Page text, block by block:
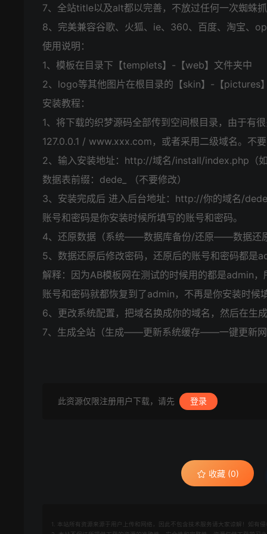
7、全站title以及alt都以完善，不放过任何一次蜘蛛
8、完美兼容谷歌、火狐、ie、360、百度、淘宝、
使用说明：
1、模板在目录下【templets】-【web】文件夹中
2、logo等其他图片在根目录的【skin】-【pictures
安装教程：
1、将下载的织梦源码全部传到空间根目录，由于有
127.0.0.1 / www.xxx.com，或者采用二级域名。不
2、输入安装地址：http://域名/install/index.php（
数据表前缀：dede_ （不要修改）
3、安装完成后 进入后台地址：http://你的域名/dede
账号和密码是你安装时候所填写的账号和密码。
4、还原数据（系统——数据库备份/还原——数据还
5、数据还原后修改密码，还原后的账号和密码都是
解释：因为AB模板网在测试的时候用的都是admin
账号和密码就都恢复到了admin，不再是你安装时
6、更改系统配置，把域名换成你的域名，然后在生成
7、生成全站（生成——更新系统缓存——一键更新
此资源仅限注册用户下载，请先 登录
收藏 (0)
1. 本站所有资源来源于用户上传和网络，因此不包含技术服务请大家谅解！如有